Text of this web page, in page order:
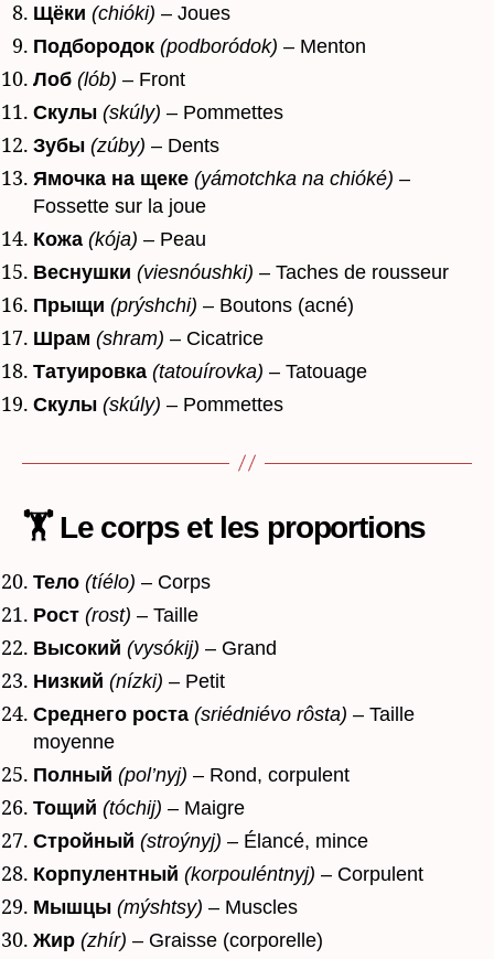
Щёки (chióki) – Joues
Подбородок (podboródok) – Menton
Лоб (lób) – Front
Скулы (skúly) – Pommettes
Зубы (zúby) – Dents
Ямочка на щеке (yámotchka na chióké) –
Fossette sur la joue
Кожа (kója) – Peau
Веснушки (viesnóushki) – Taches de rousseur
Прыщи (prýshchi) – Boutons (acné)
Шрам (shram) – Cicatrice
Татуировка (tatouírovka) – Tatouage
Скулы (skúly) – Pommettes
🏋️Le corps et les proportions
Тело (tíélo) – Corps
Рост (rost) – Taille
Высокий (vysókij) – Grand
Низкий (nízki) – Petit
Среднего роста (sriédniévo rôsta) – Taille
moyenne
Полный (pol’nyj) – Rond, corpulent
Тощий (tóchij) – Maigre
Стройный (stroýnyj) – Élancé, mince
Корпулентный (korpouléntnyj) – Corpulent
Мышцы (mýshtsy) – Muscles
Жир (zhír) – Graisse (corporelle)